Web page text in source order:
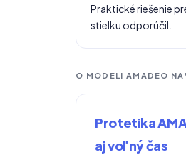
Praktické riešenie
stielku odporúčil.
O MODELI AMADEO
Protetika
aj voľný čas